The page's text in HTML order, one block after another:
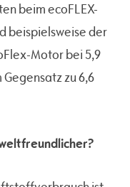
beim ecoFLEX-
beispielsweise der
Motor bei 5,9
zu 6,6